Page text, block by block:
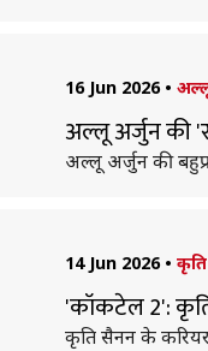
16 Jun 2026 •
अल्लू अर्जुन की
अल्लू अर्जुन की
14 Jun 2026 •
'कॉकटेल 2':
कृति सैनन के करियर